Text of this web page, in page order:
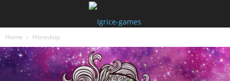
Home Horoskop